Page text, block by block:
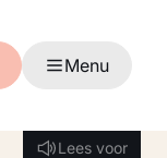
Menu
Lees voor
Lees voor